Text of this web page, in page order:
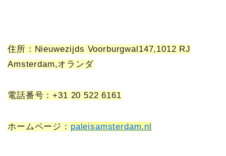
住所：Nieuwezijds Voorburgwal147,1012 RJ
Amsterdam,オランダ
電話番号：+31 20 522 6161
ホームページ： paleisamsterdam.nl